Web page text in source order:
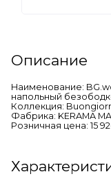
Описание
Наименование:
напольный
Коллекция:
Фабрика: KERAMA
Розничная цена: 15